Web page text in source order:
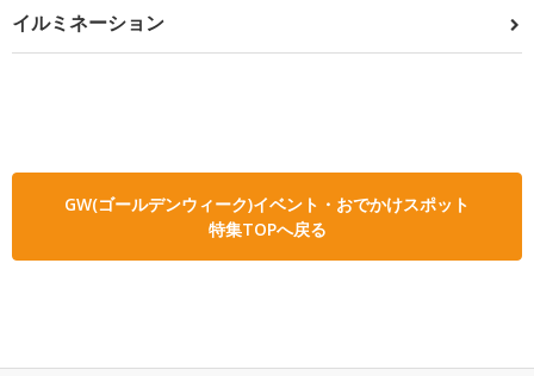
イルミネーション
GW(ゴールデンウィーク)イベント・おでかけスポット
特集TOPへ戻る